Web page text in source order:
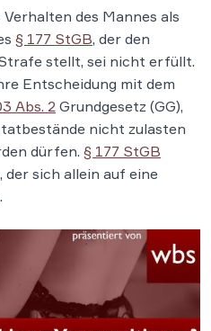
des Mannes als
§ 177 StGB, der den
stellt, sei nicht erfüllt.
Entscheidung mit dem
Abs. 2Grundgesetz (GG),
nicht zulasten
dürfen. § 177 StGB
der sich allein auf eine